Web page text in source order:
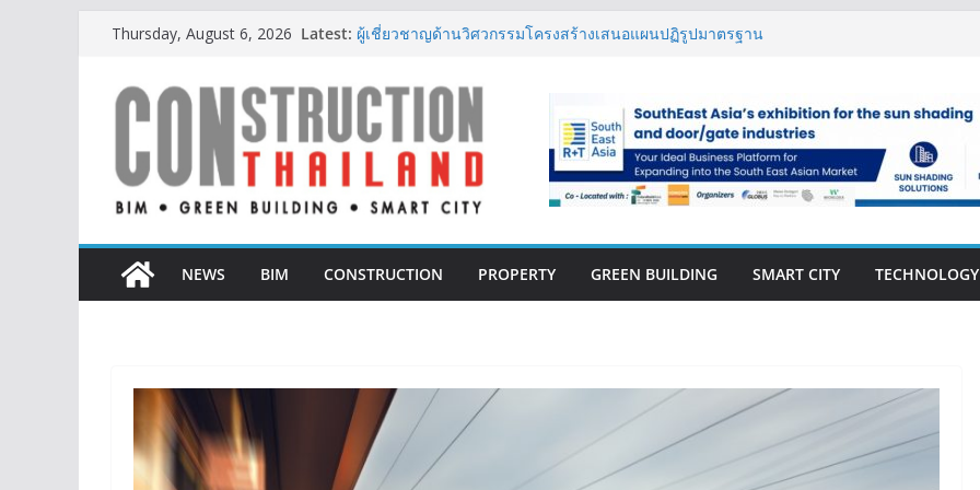
content
Thursday, August 6, 2026 Latest: IHG Hotels & Resorts เปิดตัว ฮอลิเดย์ อินน์ เอ็กซ์เพรส อ่าวนาง
แห่งแรกในกระบี่
ตั้งแต่การออกแบบถึงการตรวจสอบอาคารไทย รับมือแผ่นดินไหว
ออนิกซ์ ฮอสพิทาลิตี้ กรุ๊ป – แกร็บ สร้างประสบการณ์การเดินทางที่
สะดวกยิ่งขึ้น ภายใต้แนวคิด “More of What You Love”
BCT Expo 2026 ชูแนวคิด “Empowering Net Zero in
Construction & Mining” ขับเคลื่อนอุตสาหกรรมก่อสร้างและ
เหมืองแร่สู่สังคมคาร์บอนต่ำอย่างยั่งยืน
สร้างการเติบโตอย่างยั่งยืน
NEWS
BIM CONSTRUCTION PROPERTY GREEN BUILDING SMART CITY TECHNOLOGY
CONSTRUCTION
THAILAND : VOL.33
(May-Jun 2026)